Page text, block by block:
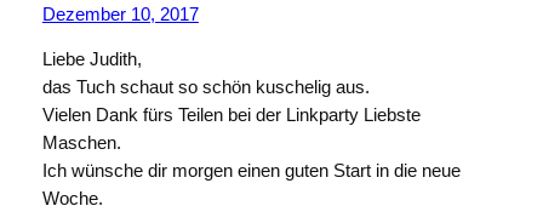
Dezember 10, 2017
Liebe Judith,
das Tuch schaut so schön kuschelig aus.
Vielen Dank fürs Teilen bei der Linkparty Liebste
Maschen.
Ich wünsche dir morgen einen guten Start in die neue
Woche.